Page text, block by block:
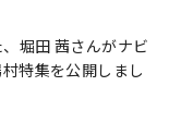
堀田 茜さんがナビ
特集を公開しまし